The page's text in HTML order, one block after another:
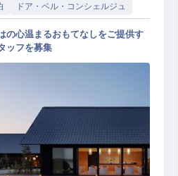
ドア・ベル・コンシェルジュ
・コンシェルジュ / 正社
の心温まるおもてなしをご提供す
ッフを募集